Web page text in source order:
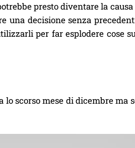
presto diventare la
una decisione senza
per far esplodere cose
scorso mese di dicembre ma